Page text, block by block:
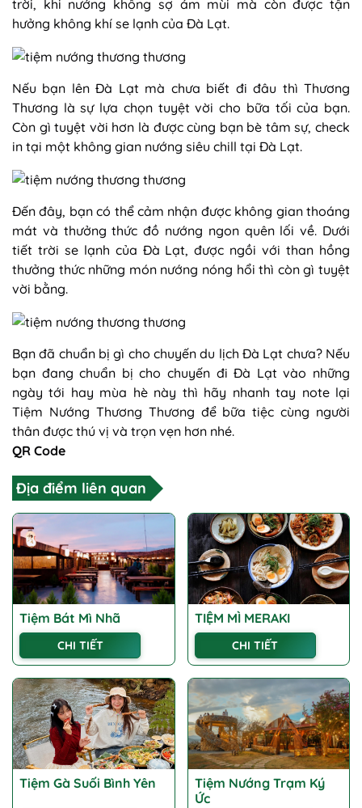
trời, khi nướng không sợ ám mùi mà còn được tận
hưởng không khí se lạnh của Đà Lạt.
Nếu bạn lên Đà Lạt mà chưa biết đi đâu thì Thương
Thương là sự lựa chọn tuyệt vời cho bữa tối của bạn.
Còn gì tuyệt vời hơn là được cùng bạn bè tâm sự, check
in tại một không gian nướng siêu chill tại Đà Lạt.
Đến đây, bạn có thể cảm nhận được không gian thoáng
mát và thưởng thức đồ nướng ngon quên lối về. Dưới
tiết trời se lạnh của Đà Lạt, được ngồi với than hồng
thưởng thức những món nướng nóng hổi thì còn gì tuyệt
vời bằng.
Bạn đã chuẩn bị gì cho chuyến du lịch Đà Lạt chưa? Nếu
bạn đang chuẩn bị cho chuyến đi Đà Lạt vào những
ngày tới hay mùa hè này thì hãy nhanh tay note lại
Tiệm Nướng Thương Thương để bữa tiệc cùng người
thân được thú vị và trọn vẹn hơn nhé.
QR Code
Địa điểm liên quan
Tiệm Bát Mì Nhã
CHI TIẾT
TIỆM MÌ MERAKI
CHI TIẾT
Tiệm Gà Suối Bình Yên
Tiệm Nướng Trạm Ký
Ức